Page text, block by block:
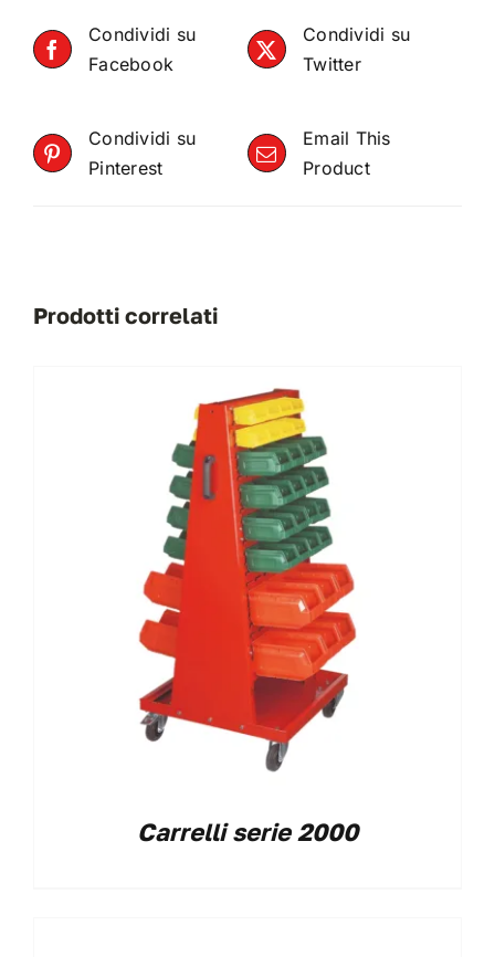
Condividi su
Facebook
Condividi su
Twitter
Condividi su
Pinterest
Email This
Product
Prodotti correlati
Carrelli serie 2000